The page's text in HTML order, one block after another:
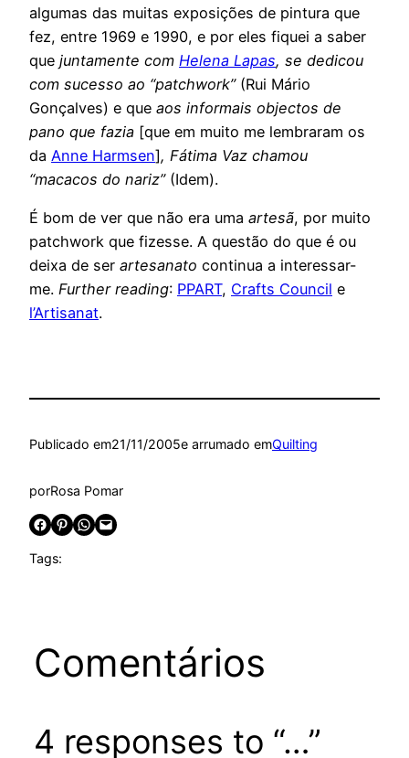
algumas das muitas exposições de pintura que
fez, entre 1969 e 1990, e por eles fiquei a saber
que juntamente com Helena Lapas, se dedicou
com sucesso ao “patchwork”(Rui Mário
Gonçalves) e que aos informais objectos de
pano que fazia [que em muito me lembraram os
da Anne Harmsen], Fátima Vaz chamou
“macacos do nariz”(Idem).
É bom de ver que não era uma artesã, por muito
patchwork que fizesse. A questão do que é ou
deixa de ser artesanato continua a interessar-
me. Further reading: PPART, Crafts Council e
l’Artisanat.
Publicado em21/11/2005e arrumado emQuilting
porRosa Pomar
Share on Facebook Share on Pinterest Share on WhatsApp Email this Page
Tags:
Comentários
4 responses to “…”